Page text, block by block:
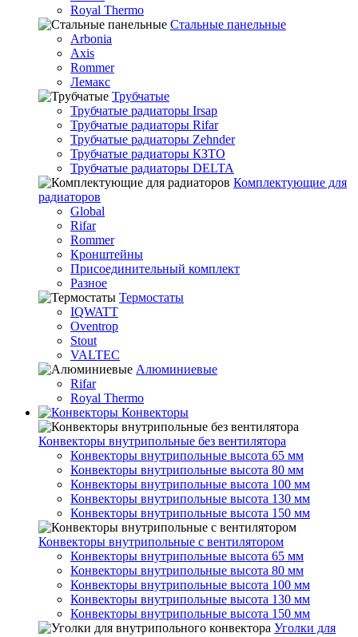
Royal Thermo
Стальные панельные
Arbonia
Axis
Rommer
Лемакс
Трубчатые
Трубчатые радиаторы Irsap
Трубчатые радиаторы Rifar
Трубчатые радиаторы Zehnder
Трубчатые радиаторы КЗТО
Трубчатые радиаторы DELTA
Комплектующие для
радиаторов
Global
Rifar
Rommer
Кронштейны
Присоединительный комплект
Разное
Термостаты
IQWATT
Oventrop
Stout
VALTEC
Алюминиевые
Rifar
Royal Thermo
Конвекторы
Конвекторы внутрипольные без вентилятора
Конвекторы внутрипольные высота 65 мм
Конвекторы внутрипольные высота 80 мм
Конвекторы внутрипольные высота 100 мм
Конвекторы внутрипольные высота 130 мм
Конвекторы внутрипольные высота 150 мм
Конвекторы внутрипольные с вентилятором
Конвекторы внутрипольные высота 65 мм
Конвекторы внутрипольные высота 80 мм
Конвекторы внутрипольные высота 100 мм
Конвекторы внутрипольные высота 130 мм
Конвекторы внутрипольные высота 150 мм
Уголки для